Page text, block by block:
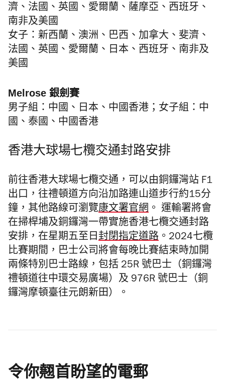
濟、法國、英國、愛爾蘭、薩摩亞、西班牙、
南非及美國
女子：新西蘭、澳洲、巴西、加拿大、斐濟、
法國、英國、愛爾蘭、日本、西班牙、南非及
美國
Melrose 銀劍賽
男子組：中國、日本、中國香港；女子組：中
國、泰國、中國香港
香港大球場七欖交通封路安排
前往香港大球場七欖交通，可以由銅鑼灣站 F1
出口，往禮頓道方向沿加路連山道步行約15分
鐘，其他路線可瀏覽康文署官網 。 運輸署將會
在掃桿埔及銅鑼灣一帶實施香港七欖交通封路
安排，在星期五至日封閉指定道路 。2024七欖
比賽期間，巴士公司將會每晚比賽結束時加開
兩條特別巴士路線，包括 25R 號巴士（銅鑼灣
禮頓道往中環交易廣場）及 976R 號巴士（銅
鑼灣摩頓臺往元朗新田）。
令你翹首盼望的電郵